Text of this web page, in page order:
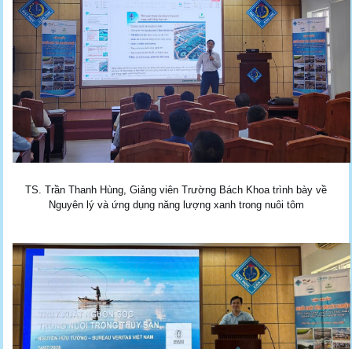
TS. Trần Thanh Hùng, Giảng viên Trường Bách Khoa trình bày về
Nguyên lý và ứng dụng năng lượng xanh trong nuôi tôm